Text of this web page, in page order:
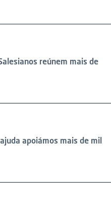
reúnem mais de
apoiámos mais de mil